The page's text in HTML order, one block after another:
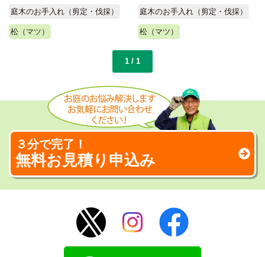
庭木のお手入れ（剪定・伐採）
松（マツ）
庭木のお手入れ（剪定・伐採）
松（マツ）
1 / 1
３分で完了！
無料お見積り申込み